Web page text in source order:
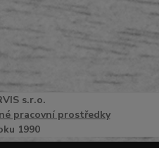
Ss.r.o.
pracovní prostředky
1990